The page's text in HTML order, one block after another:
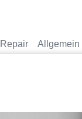
Repair Allgemein